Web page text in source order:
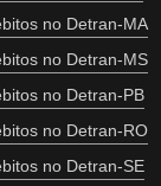
no Detran-MA
no Detran-MS
no Detran-PB
no Detran-RO
no Detran-SE